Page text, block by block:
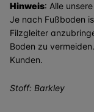
Hinweis: Alle
Je nach Fußboden
Filzgleiter
Boden zu
Kunden.
Stoff: Barkley